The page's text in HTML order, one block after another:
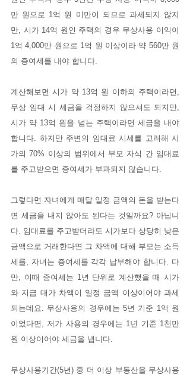
만 원으로 1억 원 미만이 되므로 과세되지 않지
만, 시가 14억 원인 주택의 경우 무상사용 이익이
1억 4,000만 원으로 1억 원 이상이라 약 560만 원
의 증여세를 내야 합니다.
계산해보면 시가 약 13억 원 이하의 주택이라면,
무상 임대 시 세금을 걱정하지 않으셔도 되지만,
시가 약 13억 원을 넘는 주택이라면 세금을 내야
합니다. 하지만 주변의 임대료 시세를 고려해 시
가의 70% 이상의 범위에서 부모 자식 간 임대료
를 주고받으면 증여세가 부과되지 않습니다.
그렇다면 자녀에게 매달 일정 금액의 돈을 받는다
면 세금을 내지 않아도 된다는 것일까요? 아닙니
다. 임대료를 주고받더라도 시가보다 상당히 낮은
금액으로 거래한다면 그 차액에 대해 부모는 소득
세를, 자녀는 증여세를 각각 납부해야 합니다. 다
만, 이때 증여세는 1년 단위로 계산했을 때 시가
와 지급 대가 차액이 일정 금액 이상이어야 과세
되는데요. 무상사용의 경우에는 5년 기준 1억 원
이었다면, 저가 사용의 경우에는 1년 기준 1천만
원 이상이어야 세금을 냅니다.
무상사용기간(5년) 중 더 이상 부동산을 무상사용